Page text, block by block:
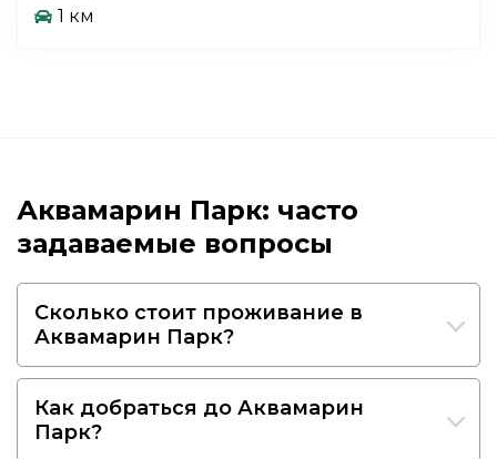
1 км
Аквамарин Парк: часто
задаваемые вопросы
Сколько стоит проживание в
Аквамарин Парк?
Как добраться до Аквамарин
Парк?